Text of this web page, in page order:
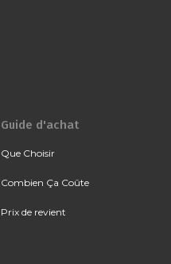
Guide d'achat
Que Choisir
Combien Ça Coûte
Prix de revient